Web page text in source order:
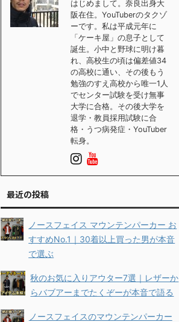
はじめまして。奈良出身大
阪在住。YouTuberのタクゾ
ーです。私は平成元年に
「ケーキ屋」の息子として
誕生。小中と野球に明け暮
れ、高校生の頃は偏差値34
の高校に通い、その後もう
勉強のすえ高校から唯一1人
でセンター試験を受け無事
大学に合格。その後大学を
退学・教員採用試験に合
格・うつ病発症・YouTuber
転身。
最近の投稿
ノースフェイス マウンテンパーカー お
すすめNo.1｜30着以上買った男が本音
で選ぶ
秋のお気に入りアウター7選｜レザーか
らバブアーまでたくぞーが本音で語る
ノースフェイスのマウンテンパーカー